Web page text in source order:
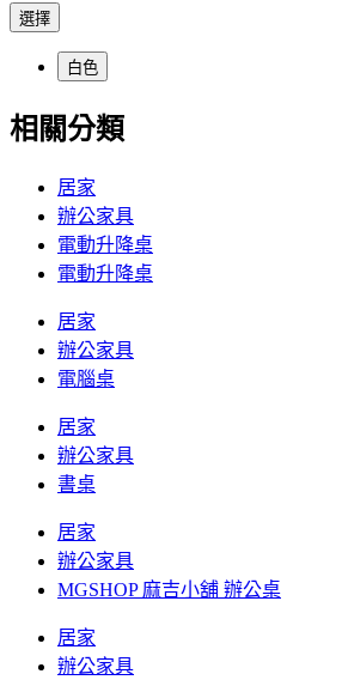
選擇
白色
相關分類
居家
辦公家具
電動升降桌
電動升降桌
居家
辦公家具
電腦桌
居家
辦公家具
書桌
居家
辦公家具
MGSHOP 麻吉小舖 辦公桌
居家
辦公家具